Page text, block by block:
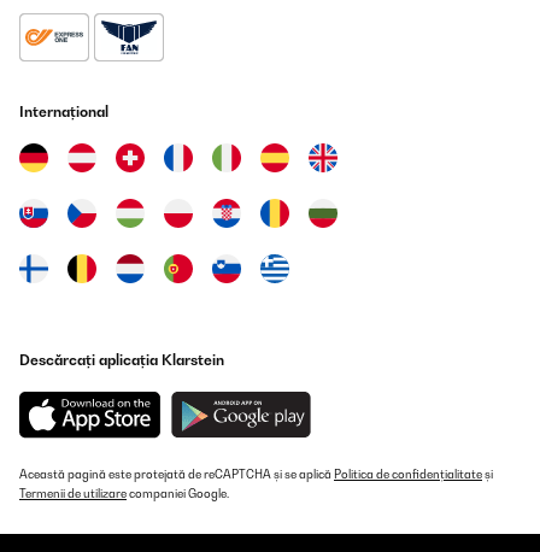
Internațional
Descărcați aplicația Klarstein
Această pagină este protejată de reCAPTCHA și se aplică Politica de confidențialitateși
Termenii de utilizarecompaniei Google.